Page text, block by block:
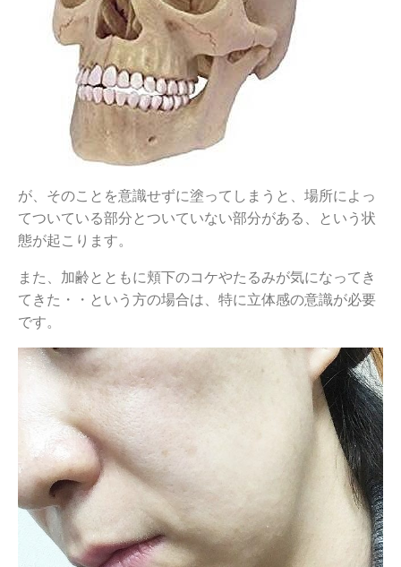
が、そのことを意識せずに塗ってしまうと、場所によっ
てついている部分とついていない部分がある、という状
態が起こります。
また、加齢とともに頬下のコケやたるみが気になってき
てきた・・という方の場合は、特に立体感の意識が必要
です。